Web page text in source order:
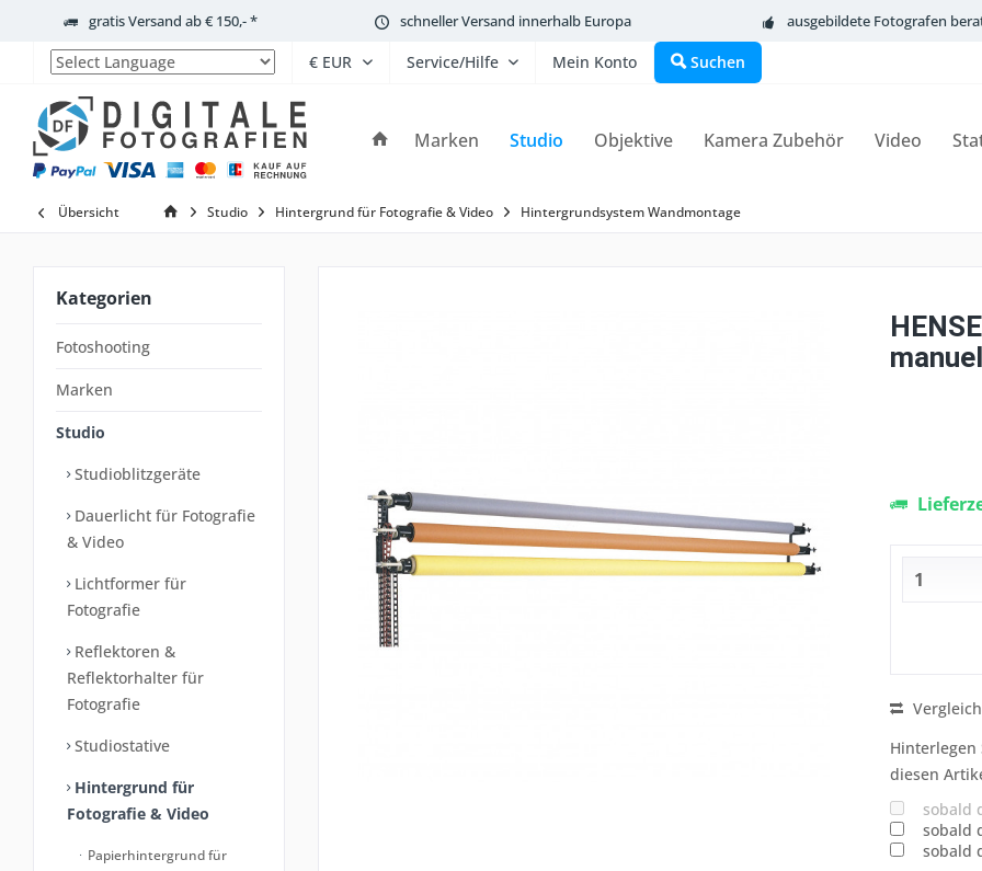
gratis Versand ab € 150,- * schneller Versand innerhalb Europa ausgebildete Fotografen
Powered by
Service/Hilfe Mein Konto Suchen
Marken Studio Objektive Kamera Zubehör Video
Übersicht Studio Hintergrund für Fotografie & Video Hintergrundsystem Wandmontage
Kategorien
Fotoshooting
Marken
Studio
Studioblitzgeräte
Dauerlicht für Fotografie
& Video
Lichtformer für
Fotografie
Reflektoren &
Reflektorhalter für
Fotografie
Studiostative
Hintergrund für
Fotografie & Video
Papierhintergrund für
Hinterlegen
diesen
sobald
sobald
sobald